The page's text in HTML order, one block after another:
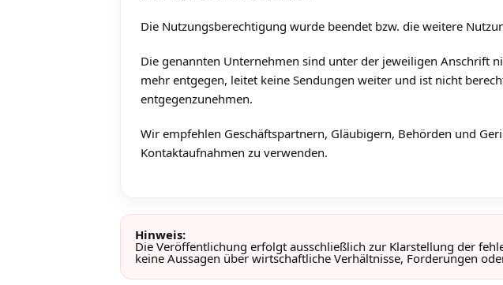
Die Nutzungsberechtigung wurde beendet bzw. die weitere
Die genannten Unternehmen sind unter der jeweiligen Anschrift
mehr entgegen, leitet keine Sendungen weiter und ist nicht
entgegenzunehmen.
Wir empfehlen Geschäftspartnern, Gläubigern, Behörden und
Kontaktaufnahmen zu verwenden.
Hinweis:
Die Veröffentlichung erfolgt ausschließlich zur Klarstellung der
keine Aussagen über wirtschaftliche Verhältnisse, Forderungen